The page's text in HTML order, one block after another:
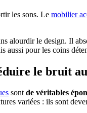
les sons. Le mobilier
alourdir le design. Il
aussi pour les coins
le bruit
sontde véritables
variées : ils sont